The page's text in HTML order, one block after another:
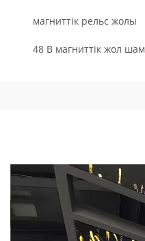
магниттік рельс жолы
48 В магниттік жол